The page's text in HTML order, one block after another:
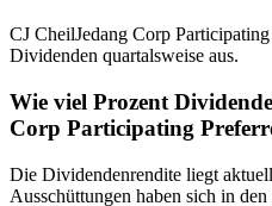
CJ CheilJedang Corp
Dividenden quartalsweise aus.
Wie viel Prozent
Corp Participating
Die Dividendenrendite liegt
Ausschüttungen haben sich in